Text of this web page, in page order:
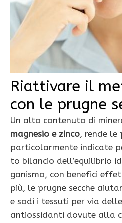
Riattivare il
con le prugne
Un alto contenuto di
magnesio e zinco, rende le
particolarmente indicate
to bilancio dell’equilibrio
ganismo, con benefici
più, le prugne secche
e sodi i tessuti per via
antiossi­danti dovute alla